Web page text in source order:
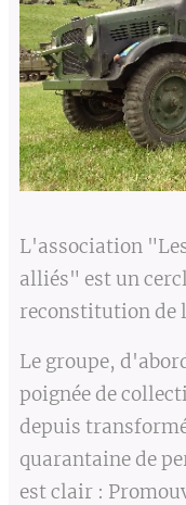
L'association
alliés" est un
reconstitution de
Le groupe,
poignée de
depuis
quarantaine de
est clair :